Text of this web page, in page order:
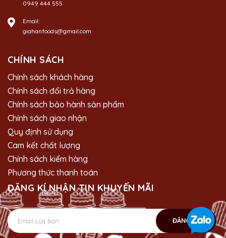
0949 444 555
Email:
giahanfoods@gmail.com
CHÍNH SÁCH
Chính sách khách hàng
Chính sách đổi trả hàng
Chính sách bảo hành sản phẩm
Chính sách giao nhận
Quy định sử dụng
Cam kết chất lượng
Chính sách kiểm hàng
Phương thức thanh toán
ĐĂNG KÍ NHẬN TIN KHUYẾN MÃI
ĐĂNG KÝ